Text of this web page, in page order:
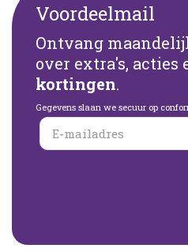
Voordeelmail
Ontvang
over extra's, acties
kortingen.
Gegevens slaan we secuur op